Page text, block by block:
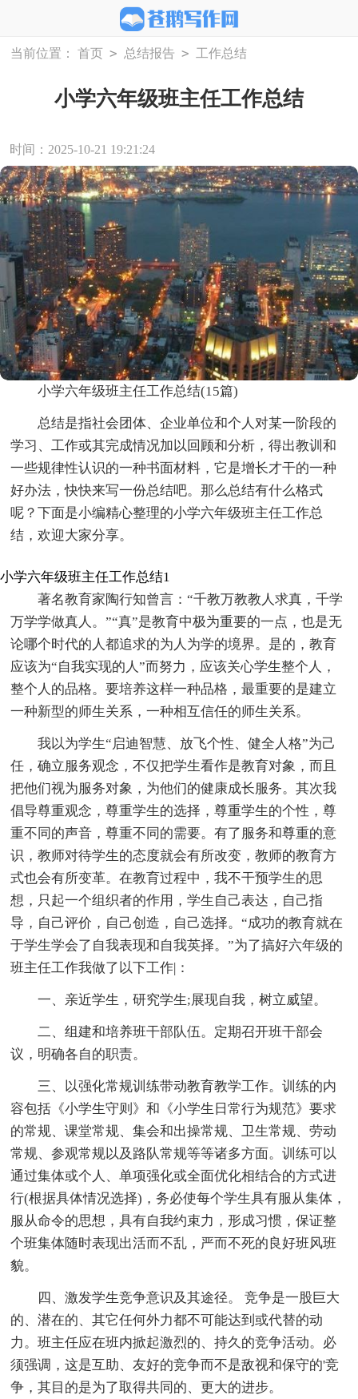
当前位置： 首页 > 总结报告 > 工作总结
小学六年级班主任工作总结
时间：2025-10-21 19:21:24
小学六年级班主任工作总结(15篇)
总结是指社会团体、企业单位和个人对某一阶段的
学习、工作或其完成情况加以回顾和分析，得出教训和
一些规律性认识的一种书面材料，它是增长才干的一种
好办法，快快来写一份总结吧。那么总结有什么格式
呢？下面是小编精心整理的小学六年级班主任工作总
结，欢迎大家分享。
小学六年级班主任工作总结1
著名教育家陶行知曾言：“千教万教教人求真，千学
万学学做真人。”“真”是教育中极为重要的一点，也是无
论哪个时代的人都追求的为人为学的境界。是的，教育
应该为“自我实现的人”而努力，应该关心学生整个人，
整个人的品格。要培养这样一种品格，最重要的是建立
一种新型的师生关系，一种相互信任的师生关系。
我以为学生“启迪智慧、放飞个性、健全人格”为己
任，确立服务观念，不仅把学生看作是教育对象，而且
把他们视为服务对象，为他们的健康成长服务。其次我
倡导尊重观念，尊重学生的选择，尊重学生的个性，尊
重不同的声音，尊重不同的需要。有了服务和尊重的意
识，教师对待学生的态度就会有所改变，教师的教育方
式也会有所变革。在教育过程中，我不干预学生的思
想，只起一个组织者的作用，学生自己表达，自己指
导，自己评价，自己创造，自己选择。“成功的教育就在
于学生学会了自我表现和自我英择。”为了搞好六年级的
班主任工作我做了以下工作|：
一、亲近学生，研究学生;展现自我，树立威望。
二、组建和培养班干部队伍。定期召开班干部会
议，明确各自的职责。
三、以强化常规训练带动教育教学工作。训练的内
容包括《小学生守则》和《小学生日常行为规范》要求
的常规、课堂常规、集会和出操常规、卫生常规、劳动
常规、参观常规以及路队常规等等诸多方面。训练可以
通过集体或个人、单项强化或全面优化相结合的方式进
行(根据具体情况选择)，务必使每个学生具有服从集体，
服从命令的思想，具有自我约束力，形成习惯，保证整
个班集体随时表现出活而不乱，严而不死的良好班风班
貌。
四、激发学生竞争意识及其途径。 竞争是一股巨大
的、潜在的、其它任何外力都不可能达到或代替的动
力。班主任应在班内掀起激烈的、持久的竞争活动。必
须强调，这是互助、友好的竞争而不是敌视和保守的'竞
争，其目的是为了取得共同的、更大的进步。